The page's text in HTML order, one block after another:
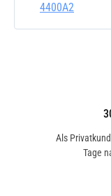
4400A2
Als
Tage